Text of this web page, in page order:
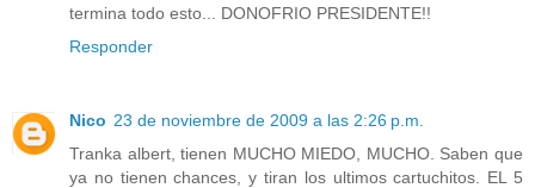
termina todo esto... DONOFRIO PRESIDENTE!!
Responder
Nico 23 de noviembre de 2009 a las 2:26 p.m.
Tranka albert, tienen MUCHO MIEDO, MUCHO. Saben que
ya no tienen chances, y tiran los ultimos cartuchitos. EL 5